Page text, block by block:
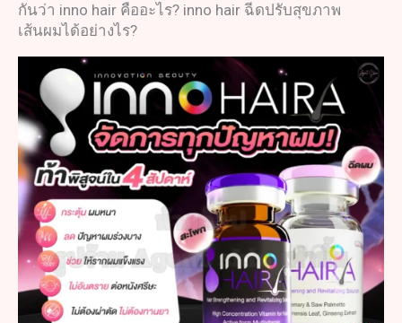
กันว่า inno hair คืออะไร? inno hair ฉีดปรับสุขภาพ
เส้นผมได้อย่างไร?